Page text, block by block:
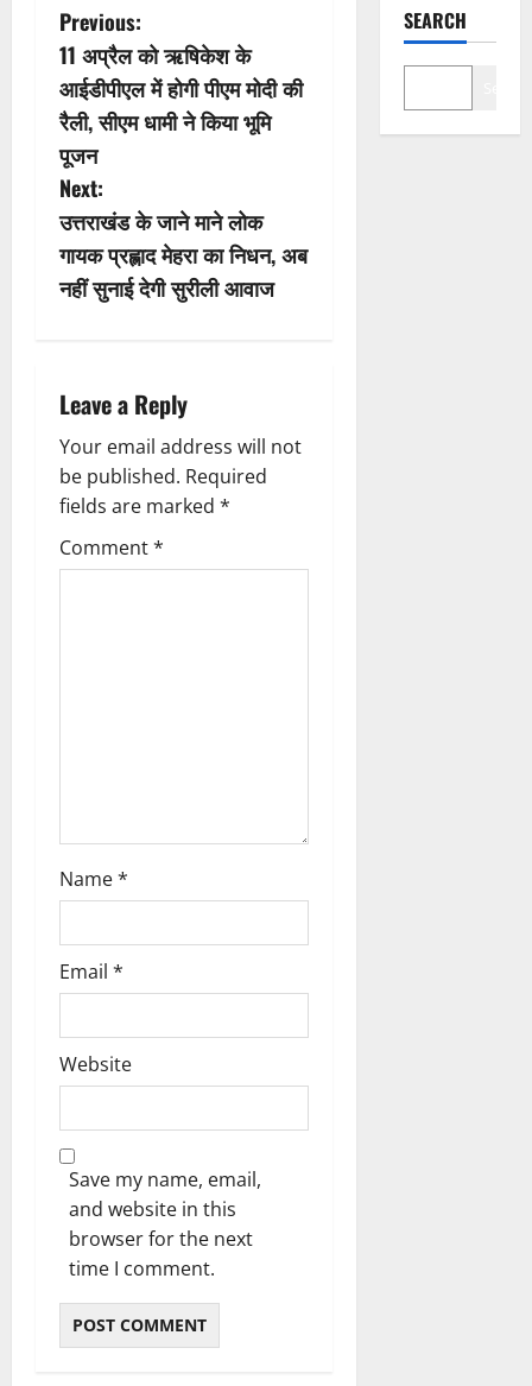
P
o
s
t
n
a
g
a
t
i
Previous:
11 अप्रैल को ऋषिकेश के
आईडीपीएल में होगी पीएम मोदी की
रैली, सीएम धामी ने किया भूमि
पूजन
Next:
उत्तराखंड के जाने माने लोक
गायक प्रह्लाद मेहरा का निधन, अब
नहीं सुनाई देगी सुरीली आवाज
Leave a Reply
Your email address will not
be published. Required
fields are marked *
Comment*
Name*
Email *
Website
Save my name, email,
and website in this
browser for the next
time I comment.
SEARCH